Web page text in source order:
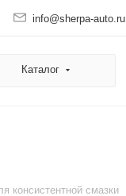
info@sherpa-auto.ru
Каталог
консистентной смазки